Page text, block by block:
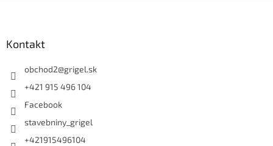
Kontakt
obchod2@grigel.sk
+421 915 496 104
Facebook
stavebniny_grigel
+421915496104